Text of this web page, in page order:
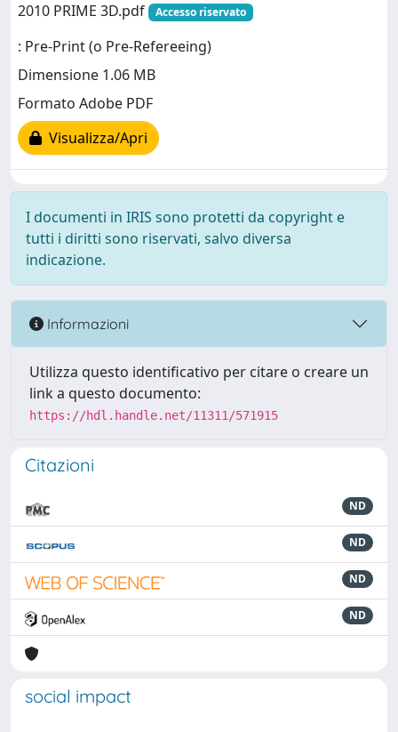
2010 PRIME 3D.pdf
Accesso riservato
: Pre-Print (o Pre-Refereeing)
Dimensione 1.06 MB
Formato Adobe PDF
Visualizza/Apri
I documenti in IRIS sono protetti da copyright e
tutti i diritti sono riservati, salvo diversa
indicazione.
Informazioni
Utilizza questo identificativo per citare o creare un
link a questo documento:
https://hdl.handle.net/11311/571915
Citazioni
ND
ND
ND
ND
social impact